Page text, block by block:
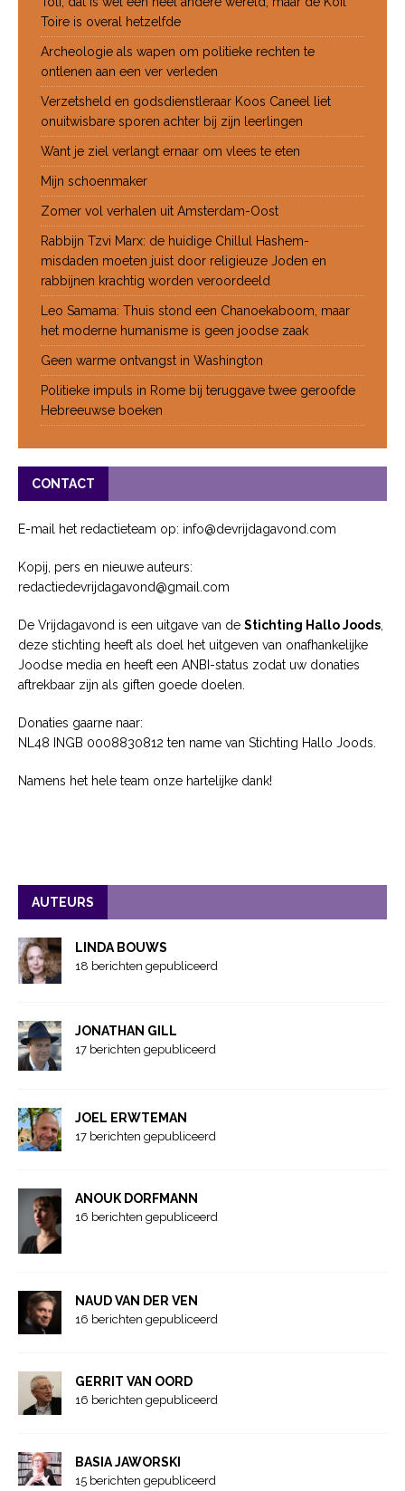
Toire is overal hetzelfde
Archeologie als wapen om politieke rechten te
ontlenen aan een ver verleden
Verzetsheld en godsdienstleraar Koos Caneel liet
onuitwisbare sporen achter bij zijn leerlingen
Want je ziel verlangt ernaar om vlees te eten
Mijn schoenmaker
Zomer vol verhalen uit Amsterdam-Oost
Rabbijn Tzvi Marx: de huidige Chillul Hashem-
misdaden moeten juist door religieuze Joden en
rabbijnen krachtig worden veroordeeld
Leo Samama: Thuis stond een Chanoekaboom, maar
het moderne humanisme is geen joodse zaak
Geen warme ontvangst in Washington
Politieke impuls in Rome bij teruggave twee geroofde
Hebreeuwse boeken
CONTACT
E-mail het redactieteam op: info@devrijdagavond.com
Kopij, pers en nieuwe auteurs:
redactiedevrijdagavond@gmail.com
De Vrijdagavond is een uitgave van de Stichting Hallo Joods
deze stichting heeft als doel het uitgeven van onafhankelijke
Joodse media en heeft een ANBI-status zodat uw donaties
aftrekbaar zijn als giften goede doelen.
Donaties gaarne naar:
NL48 INGB 0008830812 ten name van Stichting Hallo Joods.
Namens het hele team onze hartelijke dank!
AUTEURS
LINDA BOUWS
18 berichten gepubliceerd
JONATHAN GILL
17 berichten gepubliceerd
JOEL ERWTEMAN
17 berichten gepubliceerd
ANOUK DORFMANN
16 berichten gepubliceerd
NAUD VAN DER VEN
16 berichten gepubliceerd
GERRIT VAN OORD
16 berichten gepubliceerd
BASIA JAWORSKI
15 berichten gepubliceerd